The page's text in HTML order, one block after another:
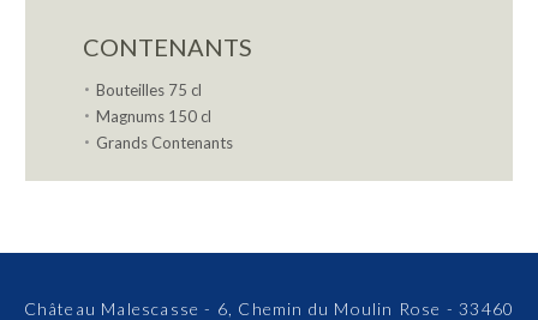
CONTENANTS
Bouteilles 75 cl
Magnums 150 cl
Grands Contenants
Château Malescasse - 6, Chemin du Moulin Rose - 33460